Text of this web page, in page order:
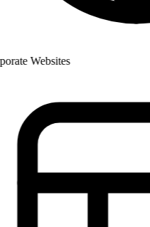
Websites